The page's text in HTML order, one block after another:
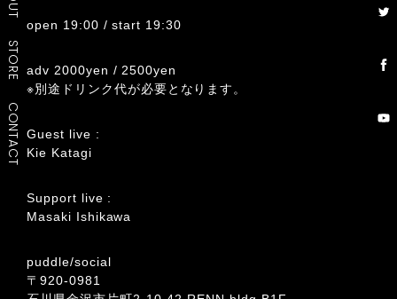
STORE
CONTACT
open 19:00 / start 19:30
adv 2000yen / 2500yen
※別途ドリンク代が必要となります。
Guest live :
Kie Katagi
Support live :
Masaki Ishikawa
puddle/social
〒920-0981